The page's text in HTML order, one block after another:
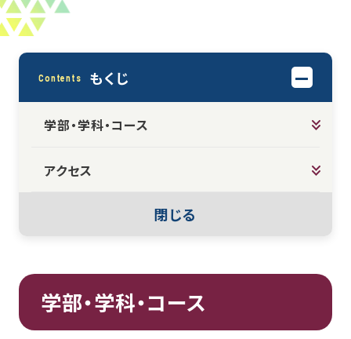
Contents もくじ
学部・学科・コース
アクセス
閉じる
学部・学科・コース